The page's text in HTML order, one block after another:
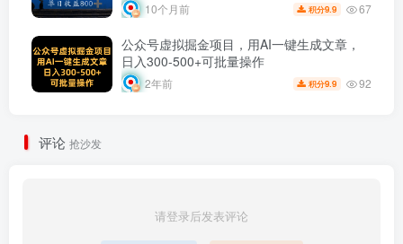
10个月前 积分9.9 67
公众号虚拟掘金项目，用AI一键生成文章，
日入300-500+可批量操作
2年前 积分9.9 92
评论 抢沙发
请登录后发表评论